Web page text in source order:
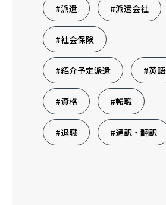
#派遣 #派遣会社
#社会保険
#紹介予定派遣 #英語
#資格 #転職
#退職 #通訳・翻訳